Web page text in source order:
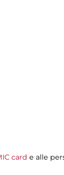
card e alle